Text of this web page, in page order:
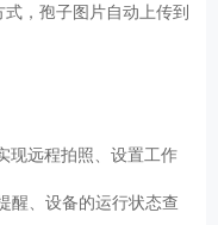
，孢子图片自动上传到
现远程拍照、设置工作
醒、设备的运行状态查